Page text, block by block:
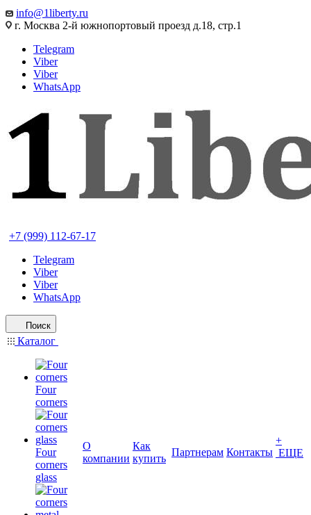
info@1liberty.ru
г. Москва 2-й южнопортовый проезд д.18, стр.1
Telegram
Viber
Viber
WhatsApp
+7 (999) 112-67-17
Telegram
Viber
Viber
WhatsApp
Поиск
Каталог
Four
corners
Four
corners
glass
О
компании
Как
купить
Партнерам Контакты
+
ЕЩЕ